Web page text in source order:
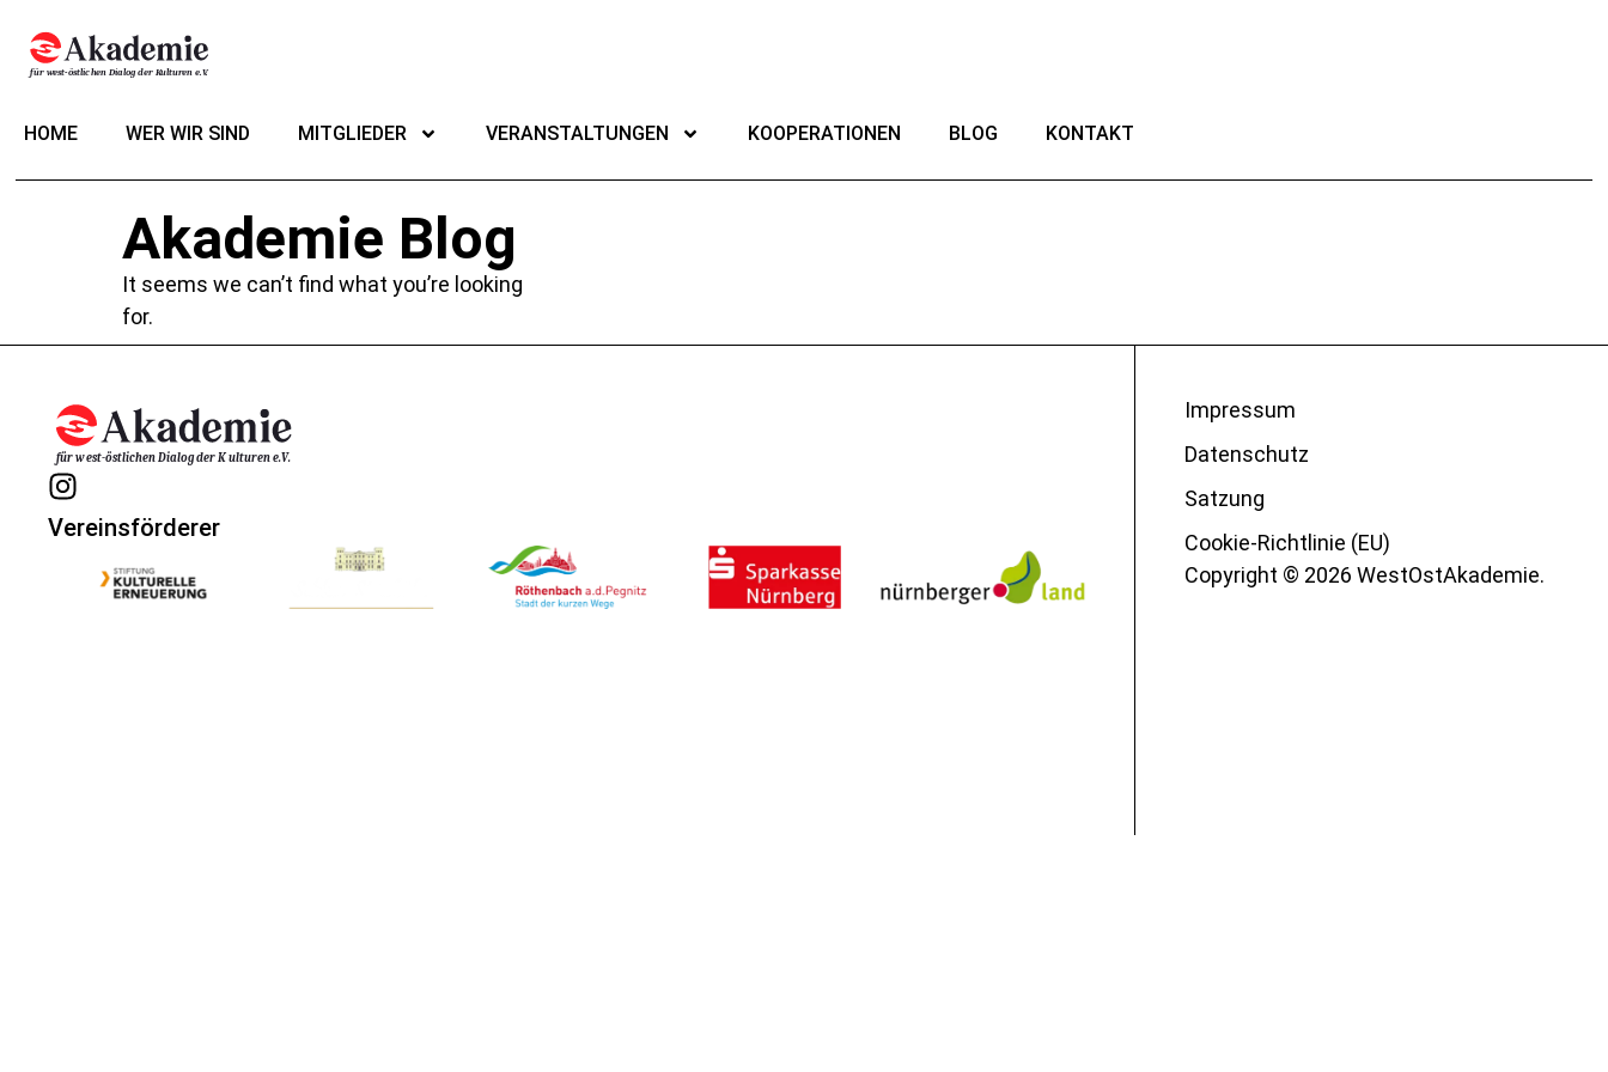
HOME WER WIR SIND MITGLIEDER VERANSTALTUNGEN KOOPERATIONEN BLOG KONTAKT
Akademie Blog
It seems we can’t find what you’re looking
for.
Vereinsförderer
Impressum
Datenschutz
Satzung
Cookie-Richtlinie (EU)
Copyright © 2026 WestOstAkademie.